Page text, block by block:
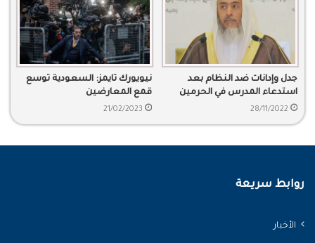
جدل وإدانات ضد النظام بعد
استدعاء المدرس في الحرمين
صالح العصيمي
28/11/2022
نيويورك تايمز: السعودية توسع
قمع المعارضين
21/02/2023
روابط سريعة
الأخبار